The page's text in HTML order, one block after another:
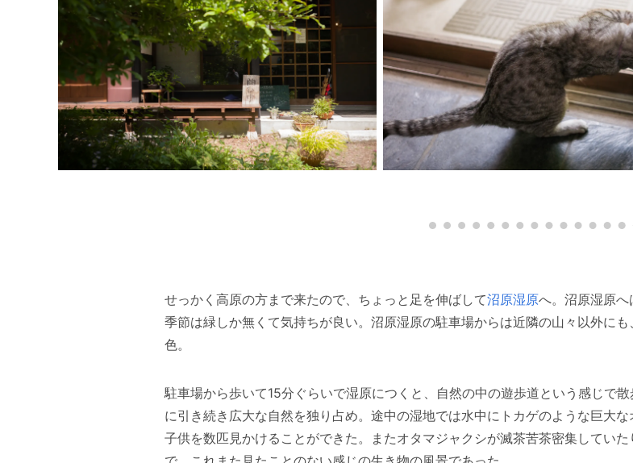
せっかく高原の方まで来たので、ちょっと足を伸ばして沼原湿原へ。沼原湿原
季節は緑しか無くて気持ちが良い。沼原湿原の駐車場からは近隣の山々以外に
色。
駐車場から歩いて15分ぐらいで湿原につくと、自然の中の遊歩道という感じで
に引き続き広大な自然を独り占め。途中の湿地では水中にトカゲのような巨大
子供を数匹見かけることができた。またオタマジャクシが滅茶苦茶密集してい